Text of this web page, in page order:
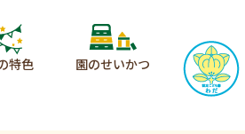
特色 園のせいかつ